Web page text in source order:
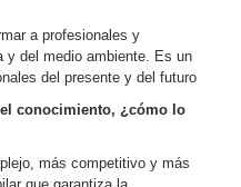
a profesionales y
y del medio ambiente. Es un
del presente y del futuro
conocimiento, ¿cómo lo
más competitivo y más